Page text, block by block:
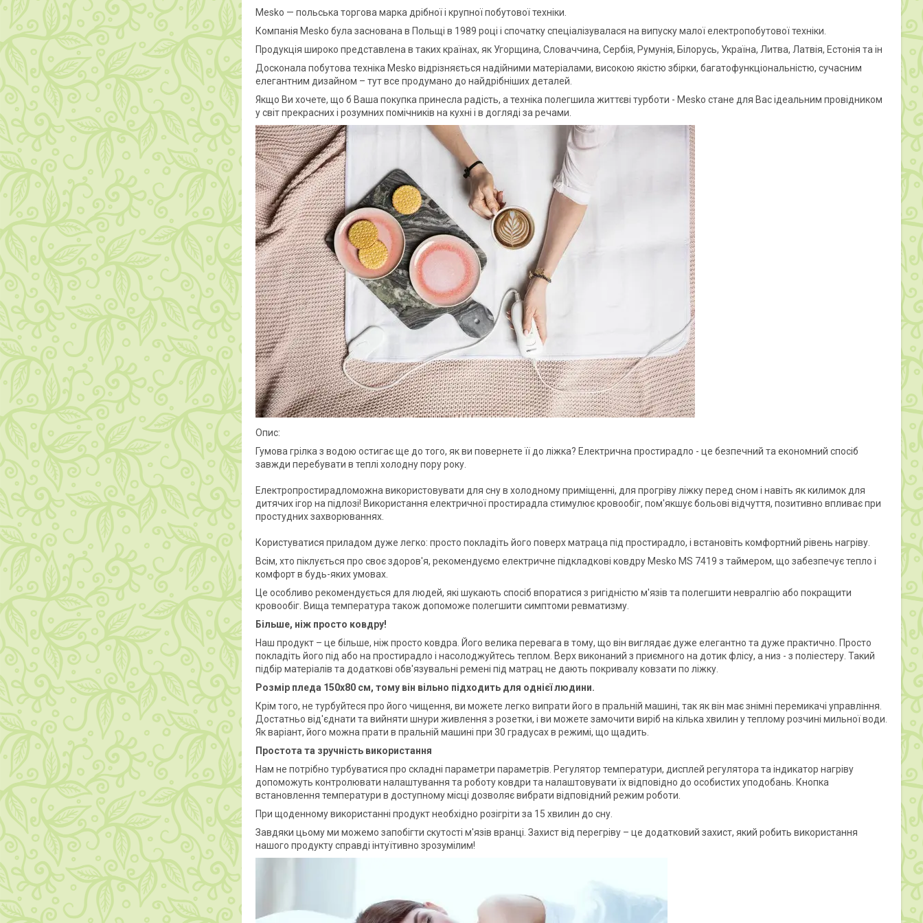
Mesko — польська торгова марка дрібної і крупної побутової техніки.
Компанія Mesko була заснована в Польщі в 1989 році і спочатку спеціалізувалася на випуску малої електропобутової техніки.
Продукція широко представлена в таких країнах, як Угорщина, Словаччина, Сербія, Румунія, Білорусь, Україна, Литва, Латвія, Естонія та ін
Досконала побутова техніка Mesko відрізняється надійними матеріалами, високою якістю збірки, багатофункціональністю, сучасним
елегантним дизайном – тут все продумано до найдрібніших деталей.
Якщо Ви хочете, що б Ваша покупка принесла радість, а техніка полегшила життєві турботи - Mesko стане для Вас ідеальним провідником
у світ прекрасних і розумних помічників на кухні і в догляді за речами.
Опис:
Гумова грілка з водою остигає ще до того, як ви повернете її до ліжка? Електрична простирадло - це безпечний та економний спосіб
завжди перебувати в теплі холодну пору року.
Електропростирадломожна використовувати для сну в холодному приміщенні, для прогріву ліжку перед сном і навіть як килимок для
дитячих ігор на підлозі! Використання електричної простирадла стимулює кровообіг, пом'якшує больові відчуття, позитивно впливає при
простудних захворюваннях.
Користуватися приладом дуже легко: просто покладіть його поверх матраца під простирадло, і встановіть комфортний рівень нагріву.
Всім, хто піклується про своє здоров'я, рекомендуємо електричне підкладкові ковдру Mesko MS 7419 з таймером, що забезпечує тепло і
комфорт в будь-яких умовах.
Це особливо рекомендується для людей, які шукають спосіб впоратися з ригідністю м'язів та полегшити невралгію або покращити
кровообіг. Вища температура також допоможе полегшити симптоми ревматизму.
Більше, ніж просто ковдру!
Наш продукт – це більше, ніж просто ковдра. Його велика перевага в тому, що він виглядає дуже елегантно та дуже практично. Просто
покладіть його під або на простирадло і насолоджуйтесь теплом. Верх виконаний з приємного на дотик флісу, а низ - з поліестеру. Такий
підбір матеріалів та додаткові обв'язувальні ремені під матрац не дають покривалу ковзати по ліжку.
Розмір пледа 150х80 см, тому він вільно підходить для однієї людини.
Крім того, не турбуйтеся про його чищення, ви можете легко випрати його в пральній машині, так як він має знімні перемикачі управління.
Достатньо від'єднати та вийняти шнури живлення з розетки, і ви можете замочити виріб на кілька хвилин у теплому розчині мильної води.
Як варіант, його можна прати в пральній машині при 30 градусах в режимі, що щадить.
Простота та зручність використання
Нам не потрібно турбуватися про складні параметри параметрів. Регулятор температури, дисплей регулятора та індикатор нагріву
допоможуть контролювати налаштування та роботу ковдри та налаштовувати їх відповідно до особистих уподобань. Кнопка
встановлення температури в доступному місці дозволяє вибрати відповідний режим роботи.
При щоденному використанні продукт необхідно розігріти за 15 хвилин до сну.
Завдяки цьому ми можемо запобігти скутості м'язів вранці. Захист від перегріву – це додатковий захист, який робить використання
нашого продукту справді інтуїтивно зрозумілим!